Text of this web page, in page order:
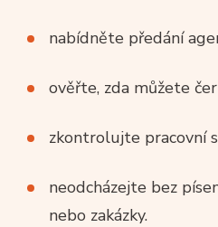
nabídněte předání
ověřte, zda můžete
zkontrolujte pracovní
neodcházejte bez
nebo zakázky.